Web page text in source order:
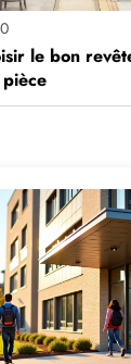
0
le bon